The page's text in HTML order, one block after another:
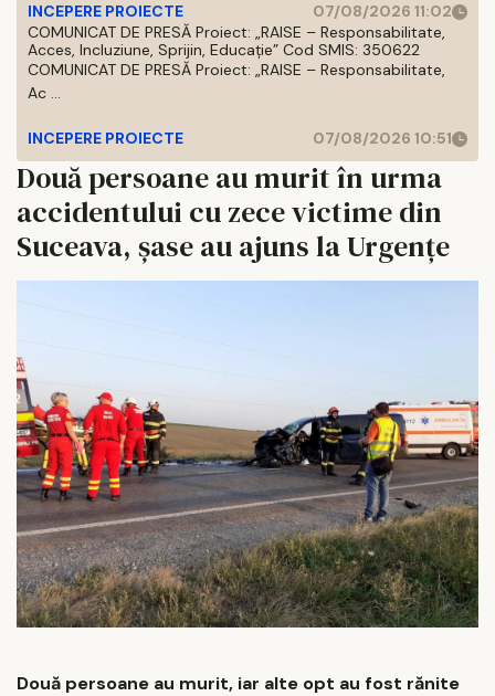
INCEPERE PROIECTE
07/08/2026 11:02
COMUNICAT DE PRESĂ Proiect: „RAISE – Responsabilitate,
Acces, Incluziune, Sprijin, Educație” Cod SMIS: 350622
COMUNICAT DE PRESĂ Proiect: „RAISE – Responsabilitate,
Ac ...
INCEPERE PROIECTE 07/08/2026 10:51
Două persoane au murit în urma
accidentului cu zece victime din
Suceava, șase au ajuns la Urgențe
Două persoane au murit, iar alte opt au fost rănite